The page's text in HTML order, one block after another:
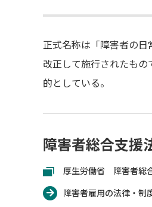
正式名称は「障害者の
改正して施行されたも
的としている。
障害者総合支援
厚生労働省 障害者総
障害者雇用の法律・制